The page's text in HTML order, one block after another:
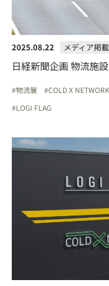
2025.08.22 メディア掲載
日経新聞企画 物流施
物流展 COLD X NETWORK
LOGI FLAG